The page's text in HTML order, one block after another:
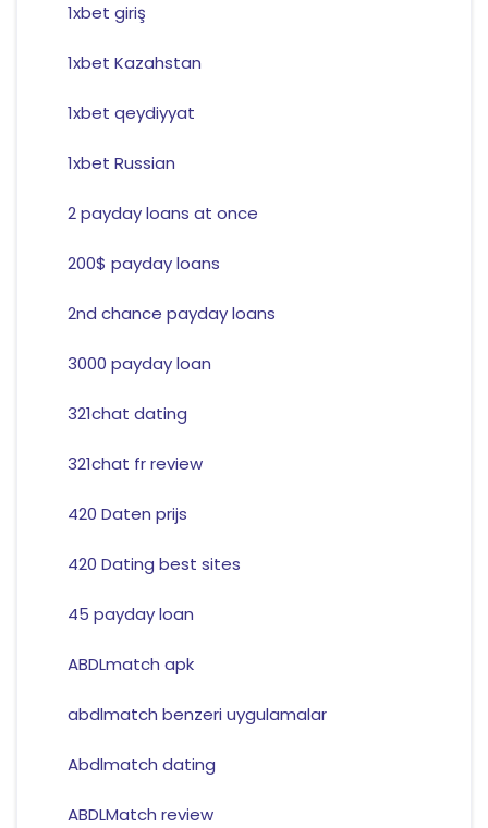
1xbet giriş
1xbet Kazahstan
1xbet qeydiyyat
1xbet Russian
2 payday loans at once
200$ payday loans
2nd chance payday loans
3000 payday loan
321chat dating
321chat fr review
420 Daten prijs
420 Dating best sites
45 payday loan
ABDLmatch apk
abdlmatch benzeri uygulamalar
Abdlmatch dating
ABDLMatch review